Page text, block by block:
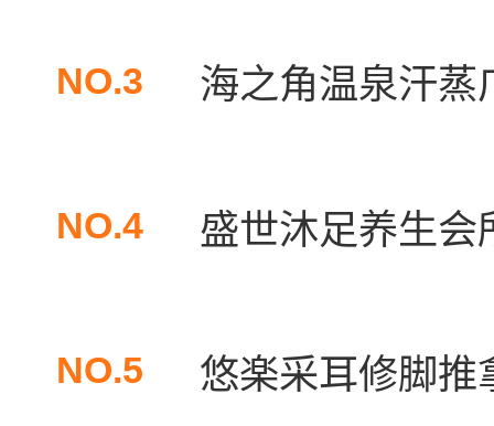
NO.3 海之角温泉汗蒸
NO.4 盛世沐足养生会
NO.5 悠楽采耳修脚推